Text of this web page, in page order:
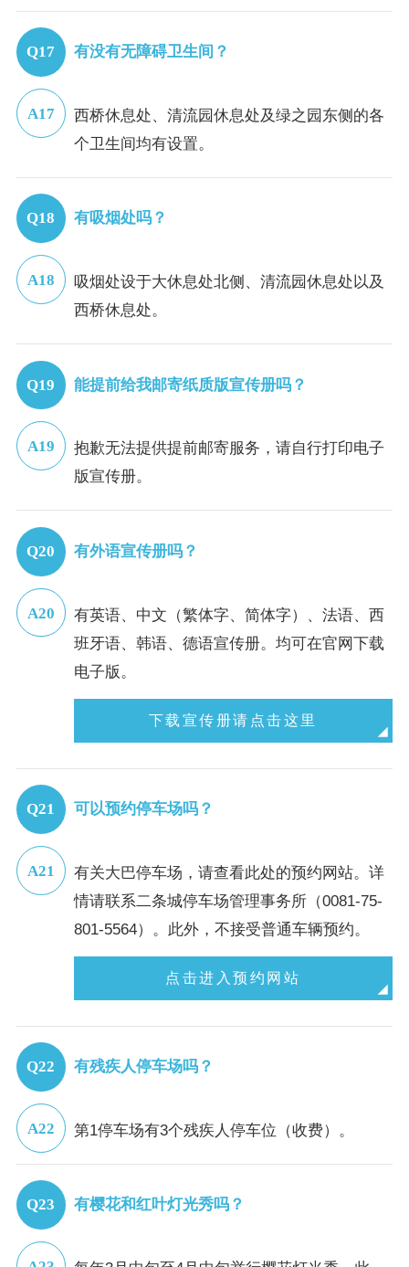
有没有无障碍卫生间？
西桥休息处、清流园休息处及绿之园东侧的各
个卫生间均有设置。
有吸烟处吗？
吸烟处设于大休息处北侧、清流园休息处以及
西桥休息处。
能提前给我邮寄纸质版宣传册吗？
抱歉无法提供提前邮寄服务，请自行打印电子
版宣传册。
有外语宣传册吗？
有英语、中文（繁体字、简体字）、法语、西
班牙语、韩语、德语宣传册。均可在官网下载
电子版。
下载宣传册请点击这里
可以预约停车场吗？
有关大巴停车场，请查看此处的预约网站。详
情请联系二条城停车场管理事务所（0081-75-
801-5564）。此外，不接受普通车辆预约。
点击进入预约网站
有残疾人停车场吗？
第1停车场有3个残疾人停车位（收费）。
有樱花和红叶灯光秀吗？